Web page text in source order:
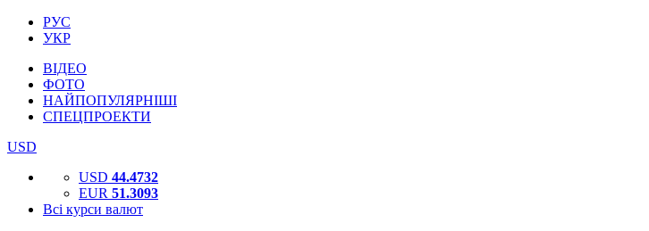
РУС
УКР
ВІДЕО
ФОТО
НАЙПОПУЛЯРНІШІ
СПЕЦПРОЕКТИ
USD
USD 44.4732
EUR 51.3093
Всі курси валют